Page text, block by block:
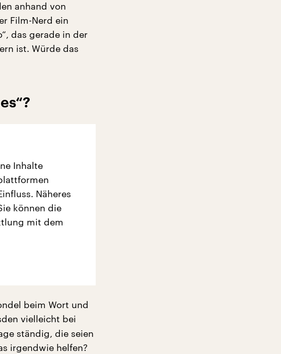
anhand von
Film-Nerd ein
das gerade in der
ist. Würde das
Inhalte
Näheres
können die
mit dem
beim Wort und
vielleicht bei
ständig, die seien
irgendwie helfen?